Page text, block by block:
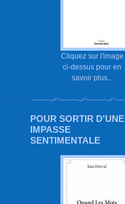
Cliquez sur l'image
ci-dessus pour en
savoir plus...
POUR SORTIR D'UNE
IMPASSE
SENTIMENTALE